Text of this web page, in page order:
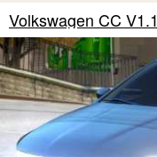
Volkswagen CC V1.1